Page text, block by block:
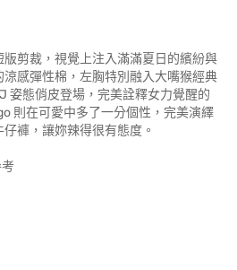
剪裁，視覺上注入滿滿夏日的繽紛與
感彈性棉，左胸特別融入大嘴猴經典
姿態俏皮登場，完美詮釋女力覺醒的
則在可愛中多了一分個性，完美演繹
褲，讓妳辣得很有態度。